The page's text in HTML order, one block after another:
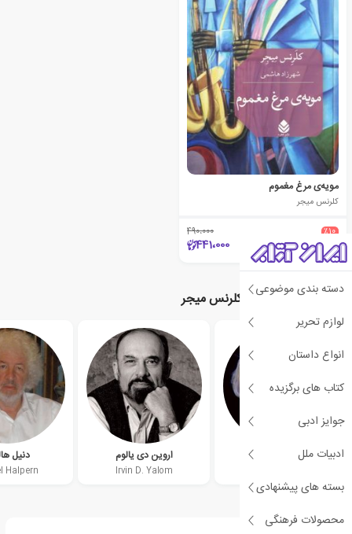
دسته بندی موضوعی
لوازم تحریر
انواع داستان
کتاب های برگزیده
جوایز ادبی
ادبیات ملل
بسته های پیشنهادی
محصولات فرهنگی
مویه‌ی مرغ مغموم
کلرنس میجر
٪10 490،000
441،000
نویسندگان مرتبط با کلرنس میجر
آلیس مونرو اروین دی یالوم
Irvin D. Yalom
دنیل
Halpern